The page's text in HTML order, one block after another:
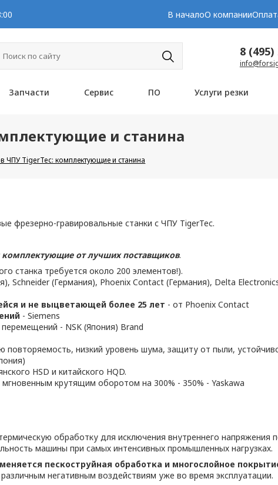
В началоО компании
8 (495)
Запчасти Сервис ПО Услуги резки
и станина
ЧПУ TigerTec: комплектующие и станина
фрезерно-гравировальные станки с ЧПУ TigerTec.
комплектующие от лучших поставщиков.
станка требуется около 200 элементов!).
Schneider (Германия), Phoenix Contact (Германия), Delta
и не выцветающей более 25 лет - от Phoenix Contact
- Siemens
- NSK (Япония) Brand
низкий уровень шума, защиту от пыли,
HSD и китайского HQD.
крутящим оборотом на 300% - 350% - Yaskawa
обработку для исключения внутреннего напряжения
машины при самых интенсивных промышленных нагрузках.
пескоструйная обработка и многослойное
негативным воздействиям уже во время эксплуатации.